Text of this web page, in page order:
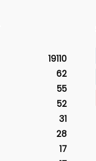
19110
62
55
52
31
28
17